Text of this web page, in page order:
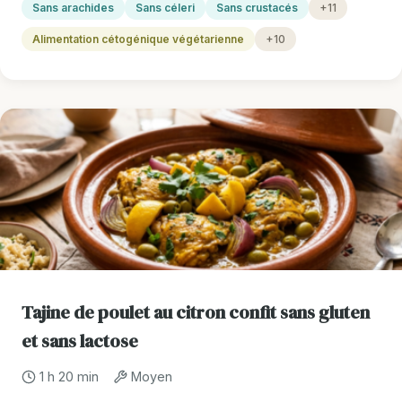
Sans arachides Sans céleri Sans crustacés +11
Alimentation cétogénique végétarienne +10
Tajine de poulet au citron confit sans gluten
et sans lactose
1 h 20 min Moyen